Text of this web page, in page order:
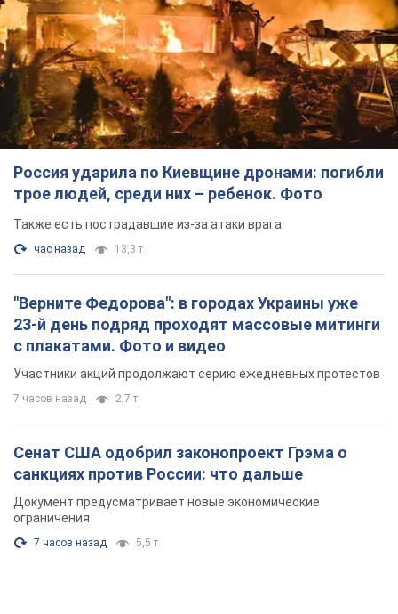
Россия ударила по Киевщине дронами: погибли
трое людей, среди них – ребенок. Фото
Также есть пострадавшие из-за атаки врага
час назад 13,3 т.
"Верните Федорова": в городах Украины уже
23-й день подряд проходят массовые митинги
с плакатами. Фото и видео
Участники акций продолжают серию ежедневных протестов
7 часов назад 2,7 т.
Сенат США одобрил законопроект Грэма о
санкциях против России: что дальше
Документ предусматривает новые экономические
ограничения
7 часов назад 5,5 т.